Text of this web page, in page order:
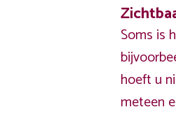
Soms is
hoeft u
meteen